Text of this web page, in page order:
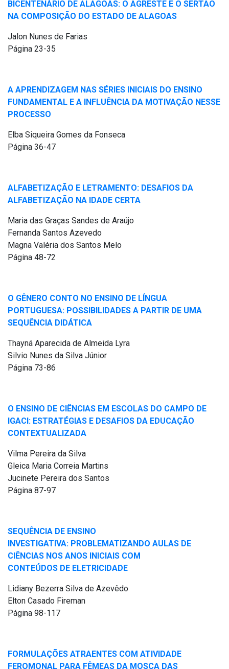
BICENTENÁRIO DE ALAGOAS: O AGRESTE E O SERTÃO
NA COMPOSIÇÃO DO ESTADO DE ALAGOAS
Jalon Nunes de Farias
Página 23-35
A APRENDIZAGEM NAS SÉRIES INICIAIS DO ENSINO
FUNDAMENTAL E A INFLUÊNCIA DA MOTIVAÇÃO NESSE
PROCESSO
Elba Siqueira Gomes da Fonseca
Página 36-47
ALFABETIZAÇÃO E LETRAMENTO: DESAFIOS DA
ALFABETIZAÇÃO NA IDADE CERTA
Maria das Graças Sandes de Araújo
Fernanda Santos Azevedo
Magna Valéria dos Santos Melo
Página 48-72
O GÊNERO CONTO NO ENSINO DE LÍNGUA
PORTUGUESA: POSSIBILIDADES A PARTIR DE UMA
SEQUÊNCIA DIDÁTICA
Thayná Aparecida de Almeida Lyra
Silvio Nunes da Silva Júnior
Página 73-86
O ENSINO DE CIÊNCIAS EM ESCOLAS DO CAMPO DE
IGACI: ESTRATÉGIAS E DESAFIOS DA EDUCAÇÃO
CONTEXTUALIZADA
Vilma Pereira da Silva
Gleica Maria Correia Martins
Jucinete Pereira dos Santos
Página 87-97
SEQUÊNCIA DE ENSINO
INVESTIGATIVA: PROBLEMATIZANDO AULAS DE
CIÊNCIAS NOS ANOS INICIAIS COM
CONTEÚDOS DE ELETRICIDADE
Lidiany Bezerra Silva de Azevêdo
Elton Casado Fireman
Página 98-117
FORMULAÇÕES ATRAENTES COM ATIVIDADE
FEROMONAL PARA FÊMEAS DA MOSCA DAS